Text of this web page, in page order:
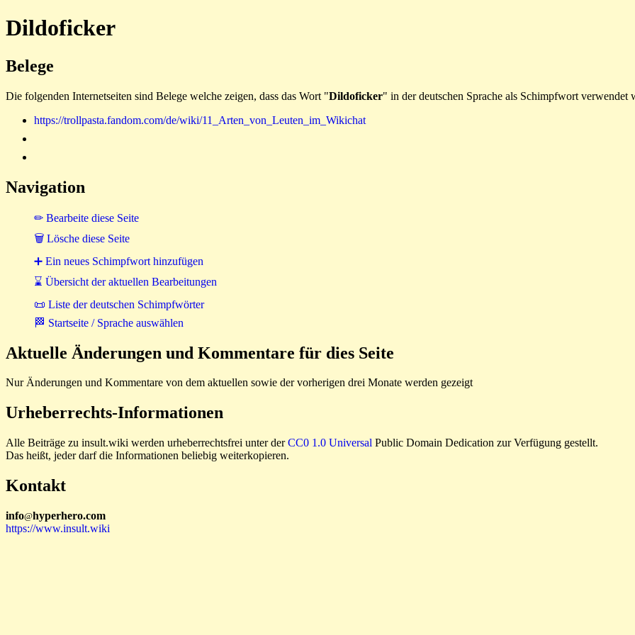
Dildoficker
Belege
Die folgenden Internetseiten sind Belege welche zeigen, dass das Wort "Dildoficker" in der deutschen Sprache als Schimpfwort verwendet
https://trollpasta.fandom.com/de/wiki/11_Arten_von_Leuten_im_Wikichat
Navigation
✏ Bearbeite diese Seite
🗑 Lösche diese Seite
➕ Ein neues Schimpfwort hinzufügen
⌛ Übersicht der aktuellen Bearbeitungen
📜 Liste der deutschen Schimpfwörter
🏁 Startseite / Sprache auswählen
Aktuelle Änderungen und Kommentare für dies Seite
Nur Änderungen und Kommentare von dem aktuellen sowie der vorherigen drei Monate werden gezeigt
Urheberrechts-Informationen
Alle Beiträge zu insult.wiki werden urheberrechtsfrei unter derCC0 1.0 Universal Public Domain Dedication zur Verfügung gestellt.
Das heißt, jeder darf die Informationen beliebig weiterkopieren.
Kontakt
info@hyperhero.com
https://www.insult.wiki